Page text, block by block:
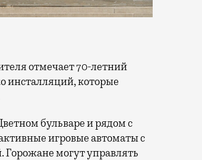
инсталляций, которые
бульваре и рядом с
игровые автоматы с
могут управлять